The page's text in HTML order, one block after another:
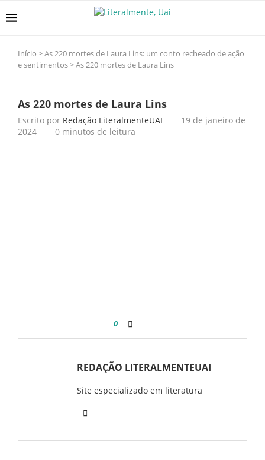
Início >As 220 mortes de Laura Lins: um conto recheado de ação
e sentimentos>As 220 mortes de Laura Lins
As 220 mortes de Laura Lins
Escrito por Redação LiteralmenteUAI
19 de janeiro de
2024
0 minutos de leitura
0
REDAÇÃO LITERALMENTEUAI
Site especializado em literatura